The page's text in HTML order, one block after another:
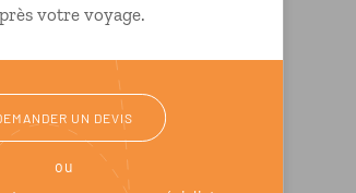
votre voyage.
UN DEVIS
ou